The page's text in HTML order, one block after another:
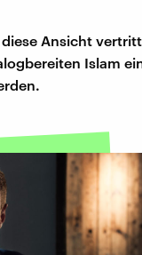
Ansicht
Islam